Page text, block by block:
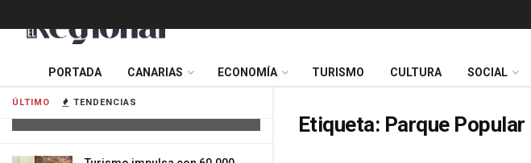
ÚLTIMO TENDENCIAS
la colisión de dos vehículos en
PORTADA CANARIAS ECONOMÍA TURISMO CULTURA SOCIAL
Etiqueta: Parque Popular